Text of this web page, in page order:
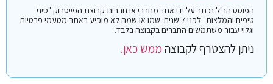
הפוסט הנ"ל נכתב על ידי אחד מחברי או חברות קבוצת הפייסבוק "סיני
טיפים והמלצות" לפני 7 שנים. שמו או שמה לא מופיע באתר מטעמי פרטיות
וגלוי עבור משתמשים החברים בקבוצה בלבד.
ניתן להצטרף לקבוצהממש כאן.